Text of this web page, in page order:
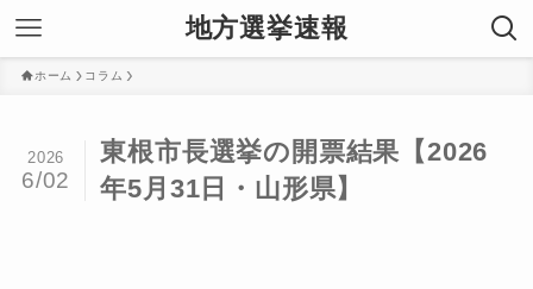
地方選挙速報
ホーム コラム
東根市長選挙の開票結果【2026
年5月31日・山形県】
2026
6/02